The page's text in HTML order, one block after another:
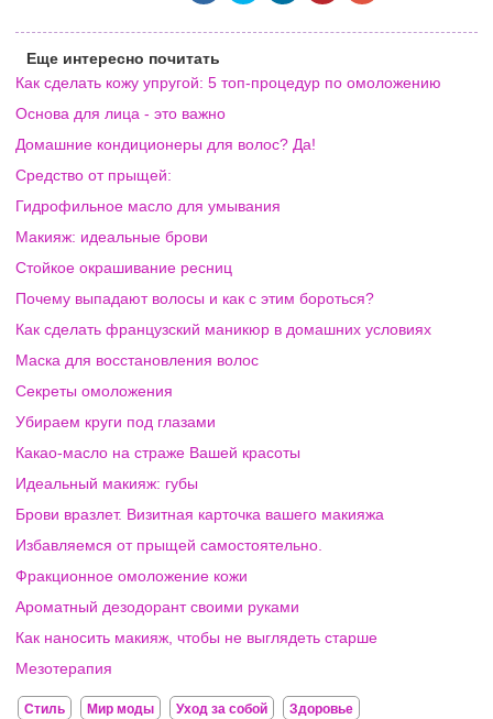
Еще интересно почитать
Как сделать кожу упругой: 5 топ-процедур по омоложению
Основа для лица - это важно
Домашние кондиционеры для волос? Да!
Средство от прыщей:
Гидрофильное масло для умывания
Макияж: идеальные брови
Стойкое окрашивание ресниц
Почему выпадают волосы и как с этим бороться?
Как сделать французский маникюр в домашних условиях
Маска для восстановления волос
Секреты омоложения
Убираем круги под глазами
Какао-масло на страже Вашей красоты
Идеальный макияж: губы
Брови вразлет. Визитная карточка вашего макияжа
Избавляемся от прыщей самостоятельно.
Фракционное омоложение кожи
Ароматный дезодорант своими руками
Как наносить макияж, чтобы не выглядеть старше
Мезотерапия
Стиль Мир моды Уход за собой Здоровье